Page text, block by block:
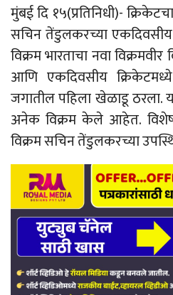
मुंबई दि १५(प्रतिनिधी)-
सचिन तेंडुलकरच्या
विक्रम भारताचा नवा
आणि एकदिवसीय
जगातील पहिला खेळाडू ठरला.
अनेक विक्रम केले आहेत. विशेष
विक्रम सचिन तेंडुलकरच्या